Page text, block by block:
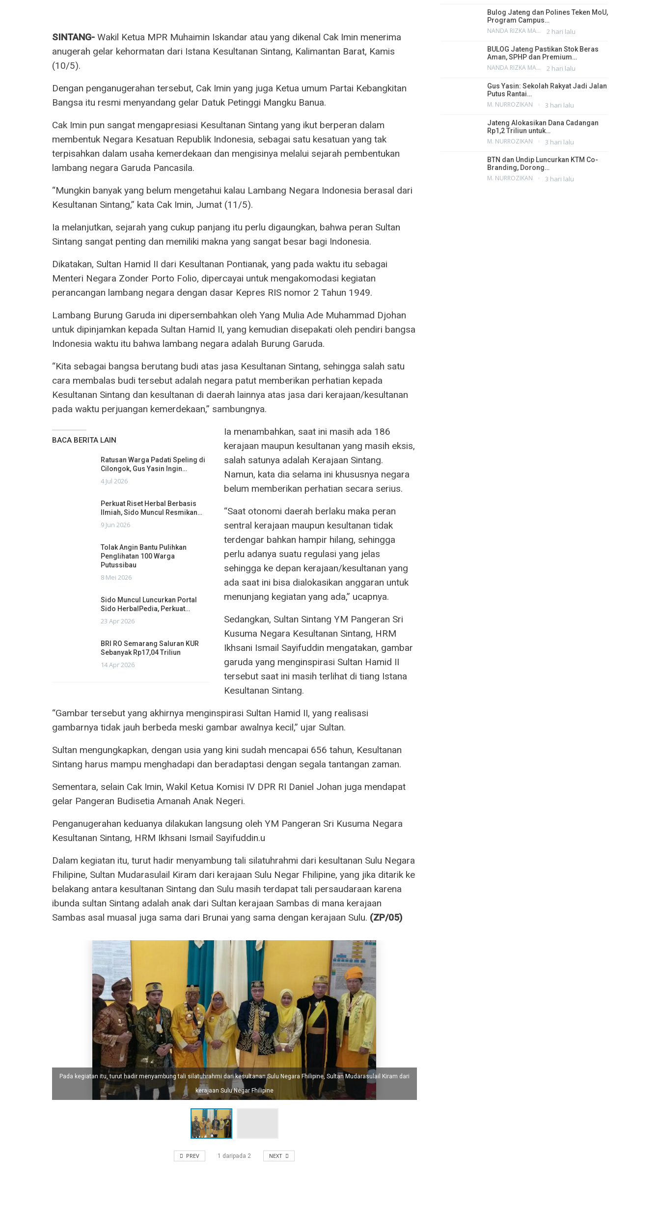
SINTANG- Wakil Ketua MPR Muhaimin Iskandar atau yang dikenal Cak Imin menerima
anugerah gelar kehormatan dari Istana Kesultanan Sintang, Kalimantan Barat, Kamis
(10/5).
Dengan penganugerahan tersebut, Cak Imin yang juga Ketua umum Partai Kebangkitan
Bangsa itu resmi menyandang gelar Datuk Petinggi Mangku Banua.
Cak Imin pun sangat mengapresiasi Kesultanan Sintang yang ikut berperan dalam
membentuk Negara Kesatuan Republik Indonesia, sebagai satu kesatuan yang tak
terpisahkan dalam usaha kemerdekaan dan mengisinya melalui sejarah pembentukan
lambang negara Garuda Pancasila.
“Mungkin banyak yang belum mengetahui kalau Lambang Negara Indonesia berasal dari
Kesultanan Sintang,” kata Cak Imin, Jumat (11/5).
Ia melanjutkan, sejarah yang cukup panjang itu perlu digaungkan, bahwa peran Sultan
Sintang sangat penting dan memiliki makna yang sangat besar bagi Indonesia.
Dikatakan, Sultan Hamid II dari Kesultanan Pontianak, yang pada waktu itu sebagai
Menteri Negara Zonder Porto Folio, dipercayai untuk mengakomodasi kegiatan
perancangan lambang negara dengan dasar Kepres RIS nomor 2 Tahun 1949.
Lambang Burung Garuda ini dipersembahkan oleh Yang Mulia Ade Muhammad Djohan
untuk dipinjamkan kepada Sultan Hamid II, yang kemudian disepakati oleh pendiri bangsa
Indonesia waktu itu bahwa lambang negara adalah Burung Garuda.
“Kita sebagai bangsa berutang budi atas jasa Kesultanan Sintang, sehingga salah satu
cara membalas budi tersebut adalah negara patut memberikan perhatian kepada
Kesultanan Sintang dan kesultanan di daerah lainnya atas jasa dari kerajaan/kesultanan
pada waktu perjuangan kemerdekaan,” sambungnya.
BACA BERITA LAIN
Ratusan Warga Padati Speling di
Cilongok, Gus Yasin Ingin…
4 Jul 2026
Perkuat Riset Herbal Berbasis
Ilmiah, Sido Muncul Resmikan…
9 Jun 2026
Tolak Angin Bantu Pulihkan
Penglihatan 100 Warga
Putussibau
8 Mei 2026
Sido Muncul Luncurkan Portal
Sido HerbalPedia, Perkuat…
23 Apr 2026
BRI RO Semarang Saluran KUR
Sebanyak Rp17,04 Triliun
14 Apr 2026
Ia menambahkan, saat ini masih ada 186
kerajaan maupun kesultanan yang masih eksis,
salah satunya adalah Kerajaan Sintang.
Namun, kata dia selama ini khususnya negara
belum memberikan perhatian secara serius.
“Saat otonomi daerah berlaku maka peran
sentral kerajaan maupun kesultanan tidak
terdengar bahkan hampir hilang, sehingga
perlu adanya suatu regulasi yang jelas
sehingga ke depan kerajaan/kesultanan yang
ada saat ini bisa dialokasikan anggaran untuk
menunjang kegiatan yang ada,” ucapnya.
Sedangkan, Sultan Sintang YM Pangeran Sri
Kusuma Negara Kesultanan Sintang, HRM
Ikhsani Ismail Sayifuddin mengatakan, gambar
garuda yang menginspirasi Sultan Hamid II
tersebut saat ini masih terlihat di tiang Istana
Kesultanan Sintang.
“Gambar tersebut yang akhirnya menginspirasi Sultan Hamid II, yang realisasi
gambarnya tidak jauh berbeda meski gambar awalnya kecil,” ujar Sultan.
Sultan mengungkapkan, dengan usia yang kini sudah mencapai 656 tahun, Kesultanan
Sintang harus mampu menghadapi dan beradaptasi dengan segala tantangan zaman.
Sementara, selain Cak Imin, Wakil Ketua Komisi IV DPR RI Daniel Johan juga mendapat
gelar Pangeran Budisetia Amanah Anak Negeri.
Penganugerahan keduanya dilakukan langsung oleh YM Pangeran Sri Kusuma Negara
Kesultanan Sintang, HRM Ikhsani Ismail Sayifuddin.u
Dalam kegiatan itu, turut hadir menyambung tali silatuhrahmi dari kesultanan Sulu Negara
Fhilipine, Sultan Mudarasulail Kiram dari kerajaan Sulu Negar Fhilipine, yang jika ditarik ke
belakang antara kesultanan Sintang dan Sulu masih terdapat tali persaudaraan karena
ibunda sultan Sintang adalah anak dari Sultan kerajaan Sambas di mana kerajaan
Sambas asal muasal juga sama dari Brunai yang sama dengan kerajaan Sulu. (ZP/05)
Pada kegiatan itu, turut hadir menyambung tali silatuhrahmi dari kesultanan Sulu Negara Fhilipine, Sultan Mudarasulail Kiram dari
kerajaan Sulu Negar Fhilipine
PREV 1 daripada 2 NEXT
Bulog Jateng dan Polines Teken MoU,
Program Campus…
NANDA RIZKA MAHENDRA 2 hari lalu
BULOG Jateng Pastikan Stok Beras
Aman, SPHP dan Premium…
NANDA RIZKA MAHENDRA 2 hari lalu
Gus Yasin: Sekolah Rakyat Jadi Jalan
Putus Rantai…
M. NURROZIKAN 3 hari lalu
Jateng Alokasikan Dana Cadangan
Rp1,2 Triliun untuk…
M. NURROZIKAN 3 hari lalu
BTN dan Undip Luncurkan KTM Co-
Branding, Dorong…
M. NURROZIKAN 3 hari lalu